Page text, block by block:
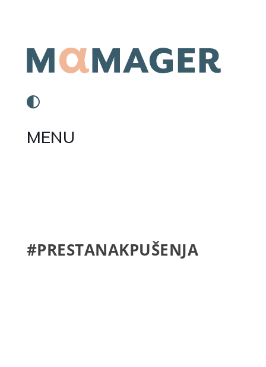
MENU
#PRESTANAKPUŠENJA